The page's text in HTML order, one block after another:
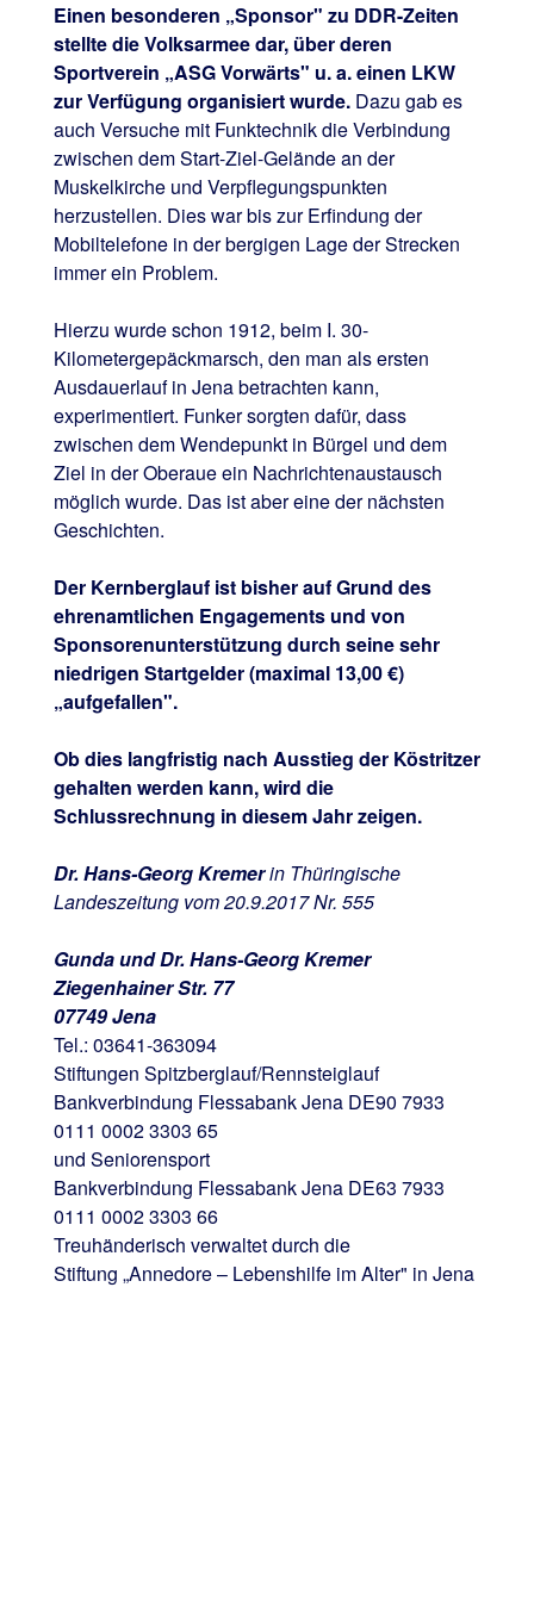
Einen besonderen „Sponsor" zu DDR-Zeiten
stellte die Volksarmee dar, über deren
Sportverein „ASG Vorwärts" u. a. einen LKW
zur Verfügung organisiert wurde.Dazu gab es
auch Versuche mit Funktechnik die Verbindung
zwischen dem Start-Ziel-Gelände an der
Muskelkirche und Verpflegungspunkten
herzustellen. Dies war bis zur Erfindung der
Mobiltelefone in der bergigen Lage der Strecken
immer ein Problem.
Hierzu wurde schon 1912, beim I. 30-
Kilometergepäckmarsch, den man als ersten
Ausdauerlauf in Jena betrachten kann,
experimentiert. Funker sorgten dafür, dass
zwischen dem Wendepunkt in Bürgel und dem
Ziel in der Oberaue ein Nachrichtenaustausch
möglich wurde. Das ist aber eine der nächsten
Geschichten.
Der Kernberglauf ist bisher auf Grund des
ehrenamtlichen Engagements und von
Sponsorenunterstützung durch seine sehr
niedrigen Startgelder (maximal 13,00 €)
„aufgefallen".
Ob dies langfristig nach Ausstieg der Köstritzer
gehalten werden kann, wird die
Schlussrechnung in diesem Jahr zeigen.
Dr. Hans-Georg Kremerin Thüringische
Landeszeitung vom 20.9.2017 Nr. 555
Gunda und Dr. Hans-Georg Kremer
Ziegenhainer Str. 77
07749 Jena
Tel.: 03641-363094
Stiftungen Spitzberglauf/Rennsteiglauf
Bankverbindung Flessabank Jena DE90 7933
0111 0002 3303 65
und Seniorensport
Bankverbindung Flessabank Jena DE63 7933
0111 0002 3303 66
Treuhänderisch verwaltet durch die
Stiftung „Annedore – Lebenshilfe im Alter" in Jena